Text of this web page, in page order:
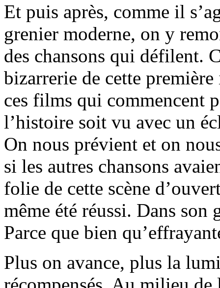
Et puis après, comme il
grenier moderne, on y
des chansons qui défilent.
bizarrerie de cette
ces films qui commencent
l’histoire soit vu avec un
On nous prévient et on
si les autres chansons
folie de cette scène
même été réussi. Dans son
Parce que bien
Plus on avance, plus la